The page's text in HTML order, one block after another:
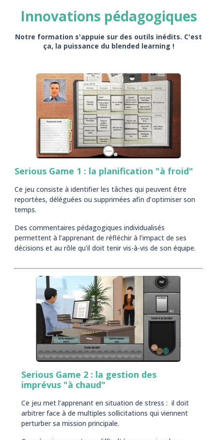
Innovations pédagogiques
Notre formation s'appuie sur des outils inédits. C'est
ça, la puissance du blended learning !
Serious Game 1 : la planification "à froid"
Ce jeu consiste à identifier les tâches qui peuvent être
reportées, déléguées ou supprimées afin d’optimiser son
temps.
Des commentaires pédagogiques individualisés
permettent à l’apprenant de réfléchir à l’impact de ses
décisions et au rôle qu’il doit tenir vis-à-vis de son équipe.
Serious Game 2 : la gestion des
imprévus "à chaud"
Ce jeu met l’apprenant en situation de stress : il doit
arbitrer face à de multiples sollicitations qui viennent
perturber sa mission principale.